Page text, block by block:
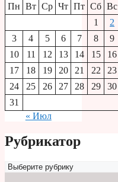
Пн Вт Ср Чт Пт Сб Вс
1
2
3
4 5 6 7 8
9
10
11 12 13 14 15
16
17
18 19 20 21 22
23
24
25 26 27 28 29
30
31
« Июл
Рубрикатор
Рубрикатор